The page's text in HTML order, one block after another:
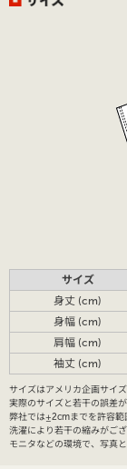
サイズ
身丈 (cm)
身幅 (cm)
肩幅 (cm)
袖丈 (cm)
サイズはアメリカ企画サイ
実際のサイズと若干の誤差
弊社では±2cmまでを許容範
洗濯により若干の縮みがござ
モニタなどの環境で、写真